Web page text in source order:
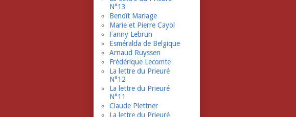
N°13
Benoît Mariage
Marie et Pierre Cayol
Fanny Lebrun
Esméralda de Belgique
Arnaud Ruyssen
Frédérique Lecomte
La lettre du Prieuré
N°12
La lettre du Prieuré
N°11
Claude Plettner
La lettre du Prieuré